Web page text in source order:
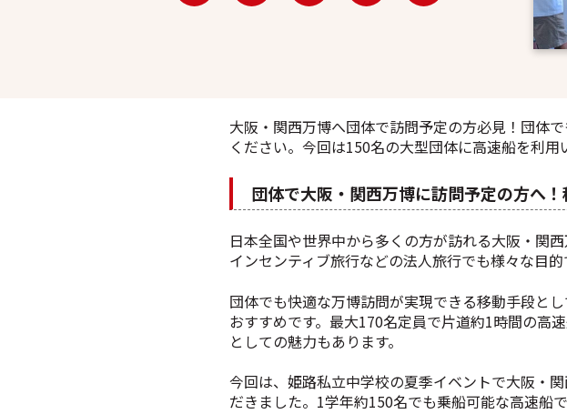
大阪・関西万博へ団体で訪問予定の方必見！団体
ください。今回は150名の大型団体に高速船を利用
団体で大阪・関西万博に訪問予定の方へ
日本全国や世界中から多くの方が訪れる大阪・関
インセンティブ旅行などの法人旅行でも様々な目的
団体でも快適な万博訪問が実現できる移動手段と
おすすめです。最大170名定員で片道約1時間の高
としての魅力もあります。
今回は、姫路私立中学校の夏季イベントで大阪・
だきました。1学年約150名でも乗船可能な高速船